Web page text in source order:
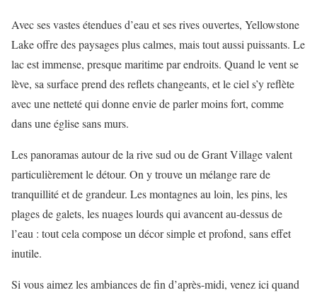
Avec ses vastes étendues d’eau et ses rives ouvertes, Yellowstone
Lake offre des paysages plus calmes, mais tout aussi puissants. Le
lac est immense, presque maritime par endroits. Quand le vent se
lève, sa surface prend des reflets changeants, et le ciel s’y reflète
avec une netteté qui donne envie de parler moins fort, comme
dans une église sans murs.
Les panoramas autour de la rive sud ou de Grant Village valent
particulièrement le détour. On y trouve un mélange rare de
tranquillité et de grandeur. Les montagnes au loin, les pins, les
plages de galets, les nuages lourds qui avancent au-dessus de
l’eau : tout cela compose un décor simple et profond, sans effet
inutile.
Si vous aimez les ambiances de fin d’après-midi, venez ici quand